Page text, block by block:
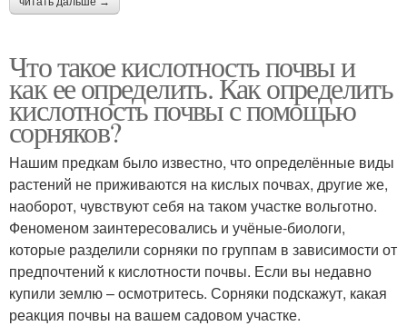
Что такое кислотность почвы и
как ее определить. Как определить
кислотность почвы с помощью
сорняков?
Нашим предкам было известно, что определённые виды
растений не приживаются на кислых почвах, другие же,
наоборот, чувствуют себя на таком участке вольготно.
Феноменом заинтересовались и учёные-биологи,
которые разделили сорняки по группам в зависимости от
предпочтений к кислотности почвы. Если вы недавно
купили землю – осмотритесь. Сорняки подскажут, какая
реакция почвы на вашем садовом участке.